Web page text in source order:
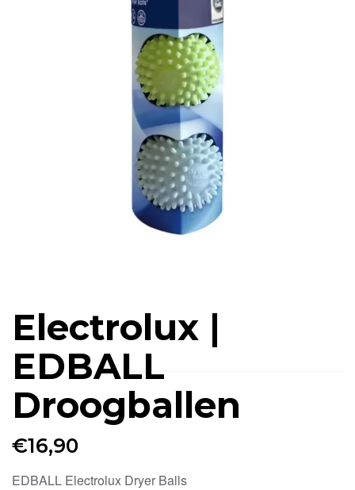
Electrolux |
EDBALL
Droogballen
€16,90
EDBALL Electrolux Dryer Balls